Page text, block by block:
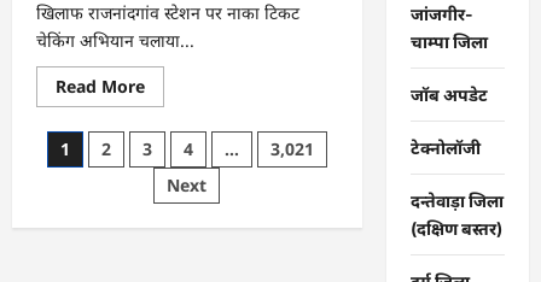
खिलाफ राजनांदगांव स्टेशन पर नाका टिकट
चेकिंग अभियान चलाया...
Read MoreRead
more
राजनांदगांव
:
टिकट
चेकिंग
Posts
1 2 3 4 …
3,021
Next
जांजगीर-
चाम्पा जिला
जॉब अपडेट
टेक्नोलॉजी
दन्तेवाड़ा जिला
(दक्षिण बस्तर)